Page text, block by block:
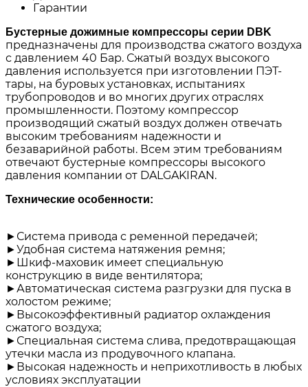
Гарантии
Бустерные дожимные компрессоры серии DBK
предназначены для производства сжатого воздуха
с давлением 40 Бар. Сжатый воздух высокого
давления используется при изготовлении ПЭТ-
тары, на буровых установках, испытаниях
трубопроводов и во многих других отраслях
промышленности. Поэтому компрессор
производящий сжатый воздух должен отвечать
высоким требованиям надежности и
безаварийной работы. Всем этим требованиям
отвечают бустерные компрессоры высокого
давления компании от DALGAKIRAN.
Технические особенности:
►Система привода с ременной передачей;
►Удобная система натяжения ремня;
►Шкиф-маховик имеет специальную
конструкцию в виде вентилятора;
►Автоматическая система разгрузки для пуска в
холостом режиме;
►Высокоэффективный радиатор охлаждения
сжатого воздуха;
►Специальная система слива, предотвращающая
утечки масла из продувочного клапана.
►Высокая надежность и неприхотливость в любых
условиях эксплуатации